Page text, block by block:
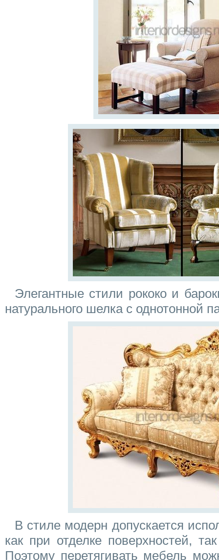
Элегантные стили рококо и
натурального шелка с однотонной
В стиле модерн допускается
как при отделке поверхностей,
Поэтому перетягивать мебель